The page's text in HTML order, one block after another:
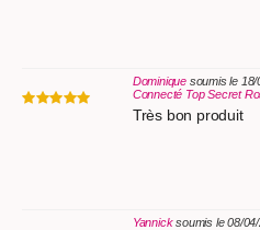
Dominiquesoumis le 18/
Connecté Top Secret
Très bon produit
Yannicksoumis le 08/